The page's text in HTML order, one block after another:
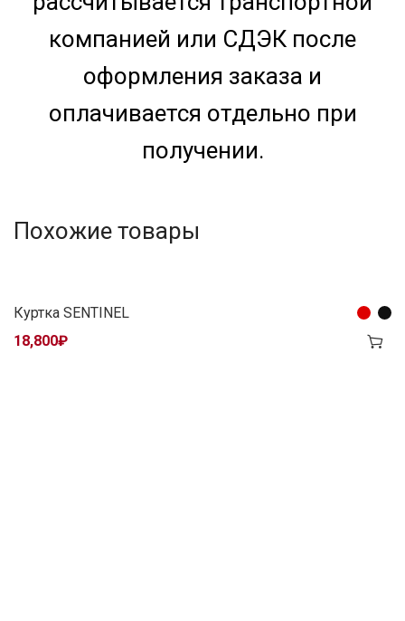
компанией или СДЭК после
оформления заказа и
оплачивается отдельно при
получении.
Похожие товары
Куртка SENTINEL
18,800₽